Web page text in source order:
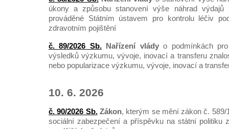
úkony a způsobu stanovení výše náhrad výdajů
prováděné Státním ústavem pro kontrolu léčiv
zdravotním pojištění
č. 89/2026 Sb.Nařízení vládyo podmínkách pro
výsledků výzkumu, vývoje, inovací a transferu
nebo popularizace výzkumu, vývoje, inovací a
10. 6. 2026
č. 90/2026 Sb.Zákon, kterým se mění zákon č. 589/
sociální zabezpečení a příspěvku na státní politiku